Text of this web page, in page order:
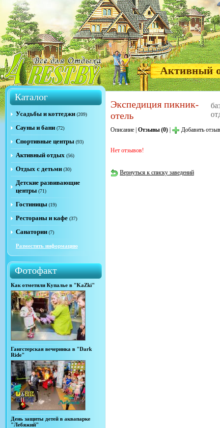
Активный
Каталог
Усадьбы и коттеджи (209)
Сауны и бани (72)
Спортивные центры (93)
Активный отдых (56)
Отдых с детьми (30)
Детские развивающие
центры (71)
Гостиницы (19)
Рестораны и кафе (37)
Санатории (7)
Разместить информацию
Фотофакт
Как отметили Купалье в "KaZki"
Гангстерская вечеринка в "Dark
Ride"
День защиты детей в аквапарке
"Лебяжий"
Экспедиция пикник-
отель
Описание Отзывы (0) Добавить отзыв
Нет отзывов!
Вернуться к списку заведений